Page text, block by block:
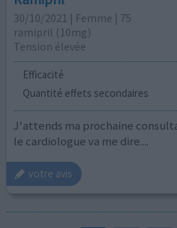
30/10/2021 | Femme | 75
ramipril (10mg)
Tension élevée
Efficacité
Quantité effets secondaires
J'attends ma prochaine
le cardiologue va me dire....
votre avis